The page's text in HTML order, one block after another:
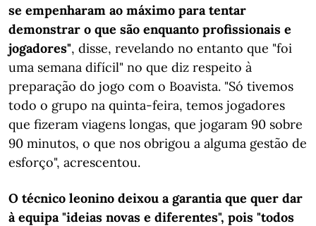
se empenharam ao máximo para tentar
demonstrar o que são enquanto profissionais e
jogadores", disse, revelando no entanto que "foi
uma semana difícil" no que diz respeito à
preparação do jogo com o Boavista. "Só tivemos
todo o grupo na quinta-feira, temos jogadores
que fizeram viagens longas, que jogaram 90 sobre
90 minutos, o que nos obrigou a alguma gestão de
esforço", acrescentou.
O técnico leonino deixou a garantia que quer dar
à equipa "ideias novas e diferentes", pois "todos